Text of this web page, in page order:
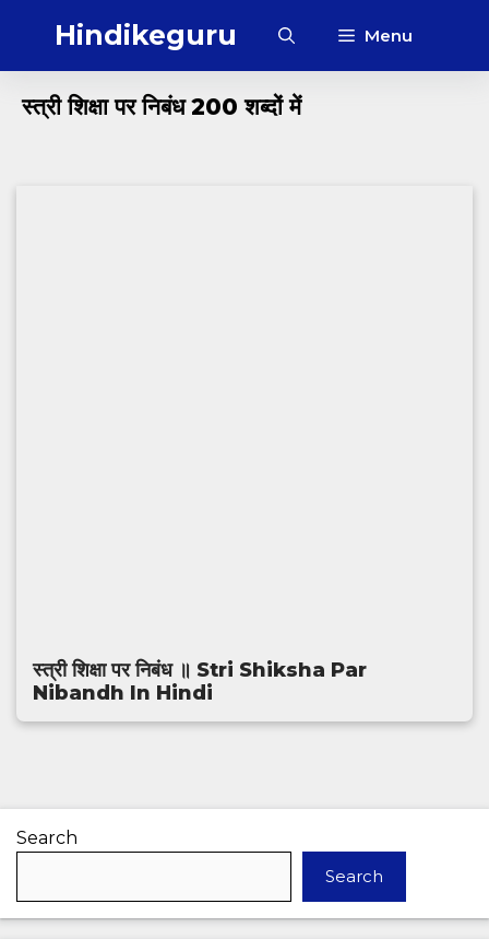
Hindikeguru Menu
स्त्री शिक्षा पर निबंध 200 शब्दों में
स्त्री शिक्षा पर निबंध ॥ Stri Shiksha Par
Nibandh In Hindi
Search
Search